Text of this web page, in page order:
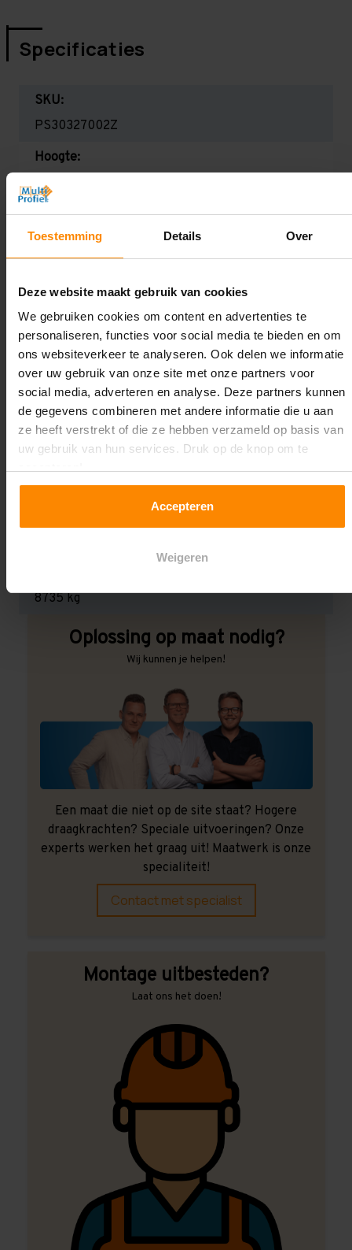
Toestemming Details Over
Deze website maakt gebruik van cookies
We gebruiken cookies om content en advertenties te
personaliseren, functies voor social media te bieden en om
ons websiteverkeer te analyseren. Ook delen we informatie
over uw gebruik van onze site met onze partners voor
social media, adverteren en analyse. Deze partners kunnen
de gegevens combineren met andere informatie die u aan
ze heeft verstrekt of die ze hebben verzameld op basis van
uw gebruik van hun services. Druk op de knop om te
Accepteren
Weigeren
Specificaties
SKU:
PS30327002Z
Hoogte:
3.000 mm
Diepte:
1.100 mm
32.700 mm
Liggerlengte:
1.850 mm & 2.700 mm
Aantal niveaus:
2
Kleur staanders:
8735 kg
Oplossing op maat nodig?
Wij kunnen je helpen!
Een maat die niet op de site staat? Hogere
draagkrachten? Speciale uitvoeringen? Onze
experts werken het graag uit! Maatwerk is onze
specialiteit!
Contact met specialist
Montage uitbesteden?
Laat ons het doen!